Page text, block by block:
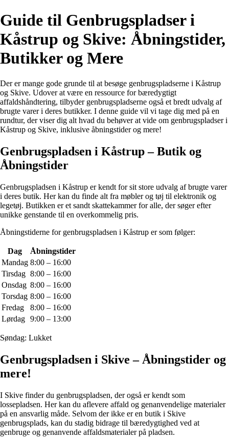
Guide til Genbrugspladser i
Kåstrup og Skive: Åbningstider,
Butikker og Mere
Der er mange gode grunde til at besøge genbrugspladserne i Kåstrup
og Skive. Udover at være en ressource for bæredygtigt
affaldshåndtering, tilbyder genbrugspladserne også et bredt udvalg af
brugte varer i deres butikker. I denne guide vil vi tage dig med på en
rundtur, der viser dig alt hvad du behøver at vide om genbrugspladser i
Kåstrup og Skive, inklusive åbningstider og mere!
Genbrugspladsen i Kåstrup – Butik og
Åbningstider
Genbrugspladsen i Kåstrup er kendt for sit store udvalg af brugte varer
i deres butik. Her kan du finde alt fra møbler og tøj til elektronik og
legetøj. Butikken er et sandt skattekammer for alle, der søger efter
unikke genstande til en overkommelig pris.
Åbningstiderne for genbrugspladsen i Kåstrup er som følger:
Dag
Åbningstider
Mandag 8:00 – 16:00
Tirsdag 8:00 – 16:00
Onsdag 8:00 – 16:00
Torsdag 8:00 – 16:00
Fredag
8:00 – 16:00
Lørdag 9:00 – 13:00
Søndag: Lukket
Genbrugspladsen i Skive – Åbningstider og
mere!
I Skive finder du genbrugspladsen, der også er kendt som
lossepladsen. Her kan du aflevere affald og genanvendelige materialer
på en ansvarlig måde. Selvom der ikke er en butik i Skive
genbrugsplads, kan du stadig bidrage til bæredygtighed ved at
genbruge og genanvende affaldsmaterialer på pladsen.